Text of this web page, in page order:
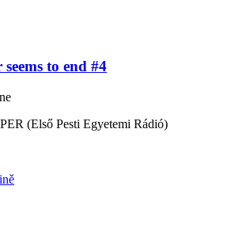
to end #4
(Első Pesti Egyetemi Rádió)